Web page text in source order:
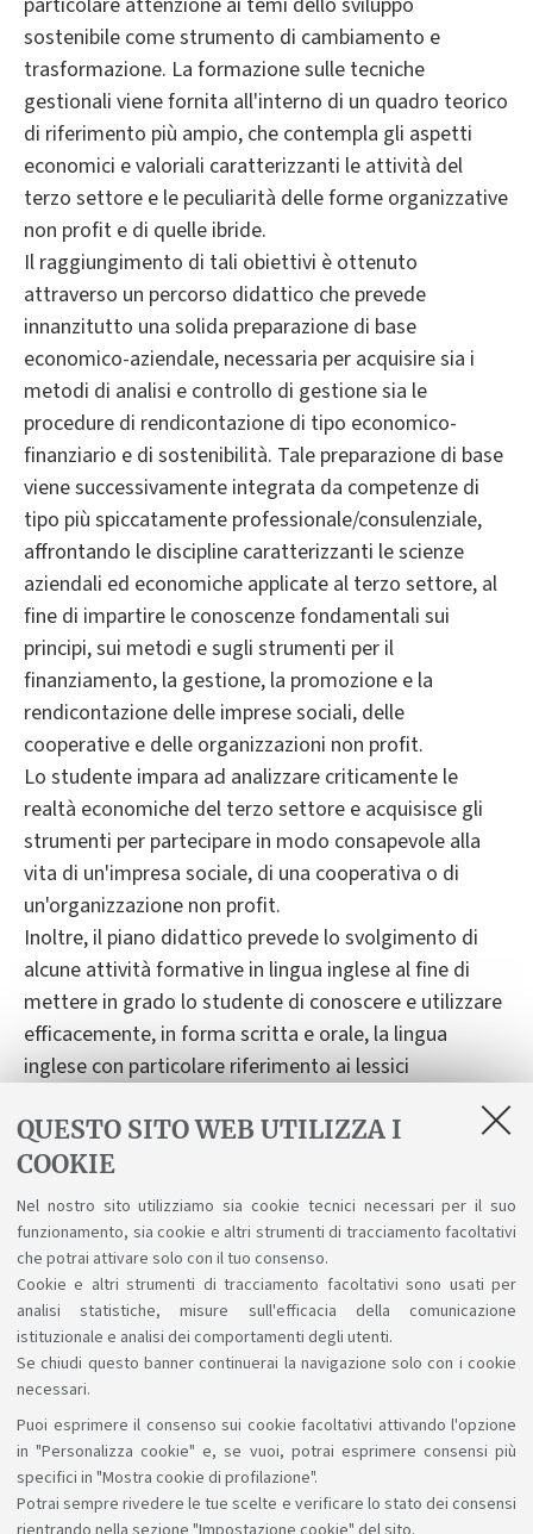
QUESTO SITO WEB UTILIZZA I
COOKIE
Nel nostro sito utilizziamo sia cookie tecnici necessari per il suo
funzionamento, sia cookie e altri strumenti di tracciamento facoltativi
che potrai attivare solo con il tuo consenso.
Cookie e altri strumenti di tracciamento facoltativi sono usati per
analisi statistiche, misure sull'efficacia della comunicazione
istituzionale e analisi dei comportamenti degli utenti.
Se chiudi questo banner continuerai la navigazione solo con i cookie
necessari.
Puoi esprimere il consenso sui cookie facoltativi attivando l'opzione
in "Personalizza cookie" e, se vuoi, potrai esprimere consensi più
specifici in "Mostra cookie di profilazione".
Potrai sempre rivedere le tue scelte e verificare lo stato dei consensi
sostenibile come strumento di cambiamento e
trasformazione. La formazione sulle tecniche
gestionali viene fornita all'interno di un quadro teorico
di riferimento più ampio, che contempla gli aspetti
economici e valoriali caratterizzanti le attività del
terzo settore e le peculiarità delle forme organizzative
non profit e di quelle ibride.
Il raggiungimento di tali obiettivi è ottenuto
attraverso un percorso didattico che prevede
innanzitutto una solida preparazione di base
economico-aziendale, necessaria per acquisire sia i
metodi di analisi e controllo di gestione sia le
procedure di rendicontazione di tipo economico-
finanziario e di sostenibilità. Tale preparazione di base
viene successivamente integrata da competenze di
tipo più spiccatamente professionale/consulenziale,
affrontando le discipline caratterizzanti le scienze
aziendali ed economiche applicate al terzo settore, al
fine di impartire le conoscenze fondamentali sui
principi, sui metodi e sugli strumenti per il
finanziamento, la gestione, la promozione e la
rendicontazione delle imprese sociali, delle
cooperative e delle organizzazioni non profit.
Lo studente impara ad analizzare criticamente le
realtà economiche del terzo settore e acquisisce gli
strumenti per partecipare in modo consapevole alla
vita di un'impresa sociale, di una cooperativa o di
un'organizzazione non profit.
Inoltre, il piano didattico prevede lo svolgimento di
alcune attività formative in lingua inglese al fine di
mettere in grado lo studente di conoscere e utilizzare
efficacemente, in forma scritta e orale, la lingua
inglese con particolare riferimento ai lessici
Gli studenti hanno, infine, la possibilità, facoltativa, di
impegnarsi in tirocini presso imprese, enti e
organizzazioni del terzo settore in vista del loro futuro
impiego o della loro futura attività professionale.
Il tirocinio è una delle attività a scelta libera dello
studente.
Sosteniamo il diritto alla conoscenza
Seguici su: